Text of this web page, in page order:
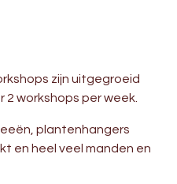
zijn uitgegroeid
workshops per week.
plantenhangers
en heel veel manden en